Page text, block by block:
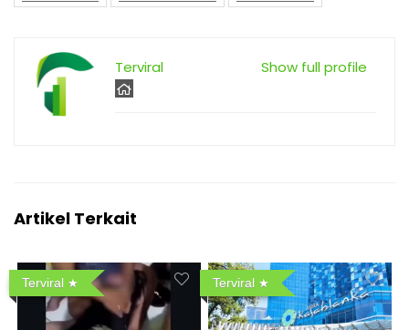
Show full profile
Terviral
Artikel Terkait
Terviral Terviral